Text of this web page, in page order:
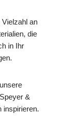
Vielzahl an
die
in Ihr
&
inspirieren.